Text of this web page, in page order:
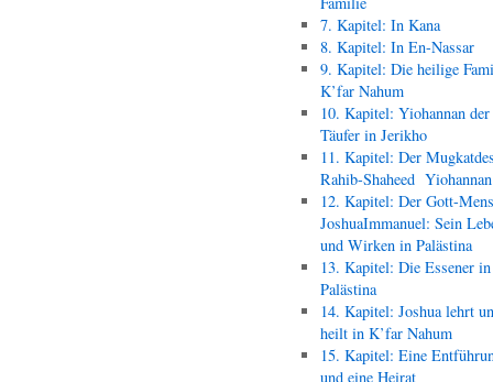
7. Kapitel: In Kana
8. Kapitel: In En-Nassar
9. Kapitel: Die heilige
K’far Nahum
10. Kapitel: Yiohannan der
Täufer in Jerikho
11. Kapitel: Der
Rahib-Shaheed
12. Kapitel: Der Gott-
JoshuaImmanuel: Sein
und Wirken in Palästina
13. Kapitel: Die Essener in
Palästina
14. Kapitel: Joshua lehrt
heilt in K’far Nahum
15. Kapitel: Eine
und eine Heirat